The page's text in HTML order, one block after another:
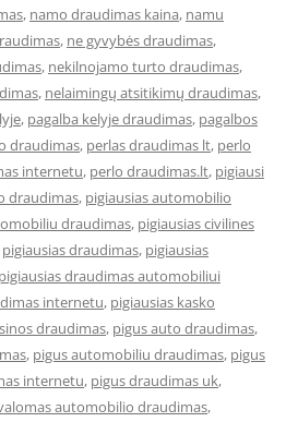
, namo draudimas kaina, namu
, ne gyvybės draudimas,
, nekilnojamo turto draudimas,
, nelaimingų atsitikimų draudimas,
, pagalba kelyje draudimas, pagalbos
draudimas, perlas draudimas lt, perlo
internetu, perlo draudimas.lt, pigiausi
draudimas, pigiausias automobilio
draudimas, pigiausias civilines
pigiausias draudimas, pigiausias
pigiausias draudimas automobiliui
internetu, pigiausias kasko
draudimas, pigus auto draudimas,
, pigus automobiliu draudimas, pigus
internetu, pigus draudimas uk,
automobilio draudimas,